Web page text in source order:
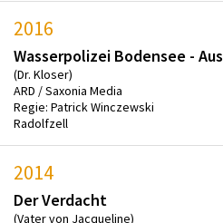
2016
Wasserpolizei Bodensee -
(Dr. Kloser)
ARD / Saxonia Media
Regie: Patrick Winczewski
Radolfzell
2014
Der Verdacht
(Vater von Jacqueline)